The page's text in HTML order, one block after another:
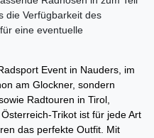
die Verfügbarkeit des
eine eventuelle
Event in Nauders, im
am Glockner, sondern
Radtouren in Tirol,
Trikot ist für jede Art
das perfekte Outfit. Mit